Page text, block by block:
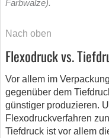
Farbwalze).
Nach oben
Flexodruck vs.
Vor allem im
gegenüber dem
günstiger produzieren.
Flexodruckverfahren
Tiefdruck ist vor allem